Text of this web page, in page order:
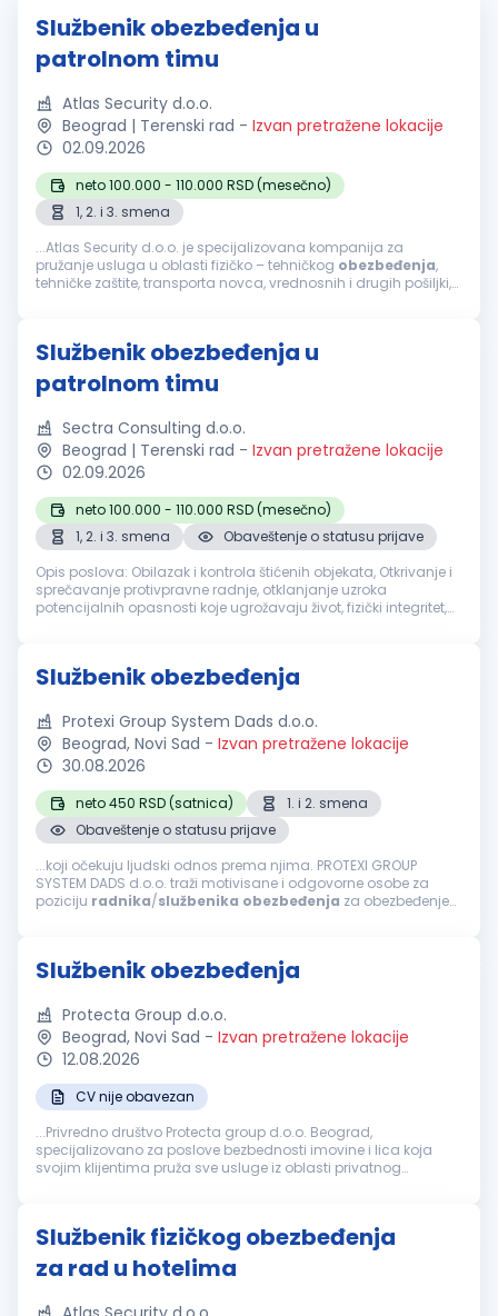
Službenik obezbeđenja u
patrolnom timu
Atlas Security d.o.o.
Beograd | Terenski rad - Izvan pretražene lokacije
02.09.2026
neto 100.000 - 110.000 RSD (mesečno)
1, 2. i 3. smena
...Atlas Security d.o.o. je specijalizovana kompanija za
pružanje usluga u oblasti fizičko – tehničkog obezbeđenja,
tehničke zaštite, transporta novca, vrednosnih i drugih pošiljki,
Službenik obezbeđenja u
patrolnom timu
Sectra Consulting d.o.o.
Beograd | Terenski rad - Izvan pretražene lokacije
02.09.2026
neto 100.000 - 110.000 RSD (mesečno)
1, 2. i 3. smena
Obaveštenje o statusu prijave
Opis poslova: Obilazak i kontrola štićenih objekata, Otkrivanje i
sprečavanje protivpravne radnje, otklanjanje uzroka
potencijalnih opasnosti koje ugrožavaju život, fizički integritet,
Službenik obezbeđenja
Protexi Group System Dads d.o.o.
Beograd, Novi Sad - Izvan pretražene lokacije
30.08.2026
neto 450 RSD (satnica)
1. i 2. smena
Obaveštenje o statusu prijave
...koji očekuju ljudski odnos prema njima. PROTEXI GROUP
SYSTEM DADS d.o.o. traži motivisane i odgovorne osobe za
poziciju radnika/službenika obezbeđenja za obezbeđenje
Službenik obezbeđenja
Protecta Group d.o.o.
Beograd, Novi Sad - Izvan pretražene lokacije
12.08.2026
CV nije obavezan
...Privredno društvo Protecta group d.o.o. Beograd,
specijalizovano za poslove bezbednosti imovine i lica koja
svojim klijentima pruža sve usluge iz oblasti privatnog
Službenik fizičkog obezbeđenja
za rad u hotelima